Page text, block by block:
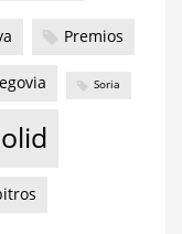
Premios
Soria